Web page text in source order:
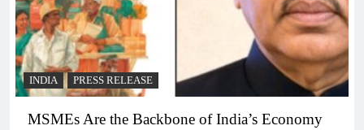
INDIA PRESS RELEASE
MSMEs Are the Backbone of India’s Economy